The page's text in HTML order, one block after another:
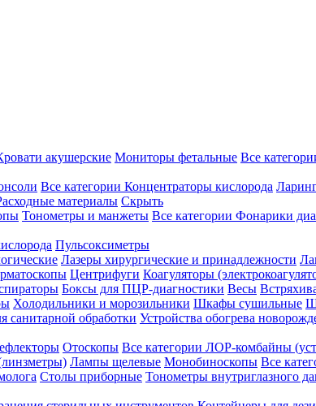
акушерские Мониторы фетальные Все
Все категории Концентраторы кислорода
материалы Скрыть
Тонометры и манжеты Все категории Фонарики
Пульсоксиметры
Лазеры хирургические и принадлежности
Центрифуги Коагуляторы
Боксы для ПЦР-диагностики Весы
Холодильники и морозильники Шкафы сушильные
санитарной обработки Устройства обогрева
Отоскопы Все категории ЛОР-комбайны
Лампы щелевые Монобиноскопы Все
Столы приборные Тонометры внутриглазного